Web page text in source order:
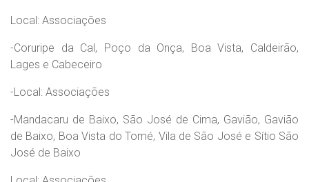
Local: Associações
-Coruripe da Cal, Poço da Onça, Boa Vista, Caldeirão,
Lages e Cabeceiro
-Local: Associações
-Mandacaru de Baixo, São José de Cima, Gavião, Gavião
de Baixo, Boa Vista do Tomé, Vila de São José e Sítio São
José de Baixo